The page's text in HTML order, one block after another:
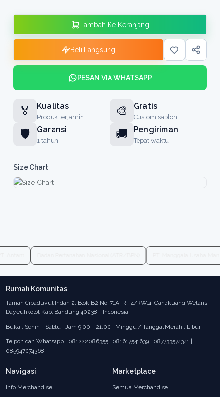
Tambah Ke Keranjang
Beli Langsung
PESAN VIA WHATSAPP
🏅 Kualitas
Produk terjamin 🎨 Gratis
Custom sablon
🛡️ Garansi
1 tahun 🚚 Pengiriman
Tepat waktu
Size Chart
Rumah Komunitas
Taman Cibaduyut Indah 2, Blok B2 No. 71A, RT.4/RW.4, Cangkuang Wetans,
Dayeuhkolot Kab. Bandung 40238 - Indonesia
Buka : Senin - Sabtu : Jam 9.00 - 21.00 | Minggu / Tanggal Merah : Libur
Telpon dan Whatsapp : 081222086355 | 081617541639 | 087733574341 |
085947074368
Navigasi
Info Merchandise
Marketplace
Semua Merchandise